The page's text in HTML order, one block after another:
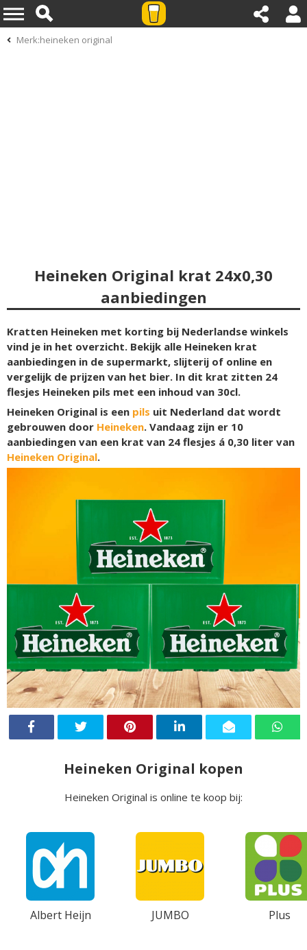
Merk:heineken original
Heineken Original krat 24x0,30
aanbiedingen
Kratten Heineken met korting bij Nederlandse winkels
vind je in het overzicht. Bekijk alle Heineken krat
aanbiedingen in de supermarkt, slijterij of online en
vergelijk de prijzen van het bier. In dit krat zitten 24
flesjes Heineken pils met een inhoud van 30cl.
Heineken Original is een pils uit Nederland dat wordt
gebrouwen door Heineken. Vandaag zijn er 10
aanbiedingen van een krat van 24 flesjes á 0,30 liter van
Heineken Original.
Heineken Original kopen
Heineken Original is online te koop bij:
Albert Heijn JUMBO Plus